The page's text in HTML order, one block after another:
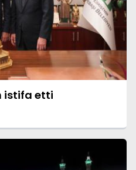
istifa etti